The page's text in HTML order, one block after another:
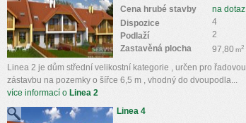
na dotaz
Cena hrubé stavby
4
Dispozice
2
Podlaží
97,80 m2
Zastavěná plocha
Linea 2 je dům střední velikostní kategorie , určen pro řadovou
zástavbu na pozemky o šířce 6,5 m , vhodný do dvoupodla...
více informací o Linea 2
Linea 4